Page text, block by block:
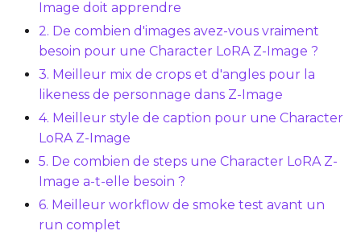
Timestep Type
Weighted
Loss Type
Image doit apprendre
2. De combien d'images avez-vous vraiment
besoin pour une Character LoRA Z-Image ?
3. Meilleur mix de crops et d'angles pour la
likeness de personnage dans Z-Image
4. Meilleur style de caption pour une Character
LoRA Z-Image
5. De combien de steps une Character LoRA Z-
Image a-t-elle besoin ?
6. Meilleur workflow de smoke test avant un
run complet